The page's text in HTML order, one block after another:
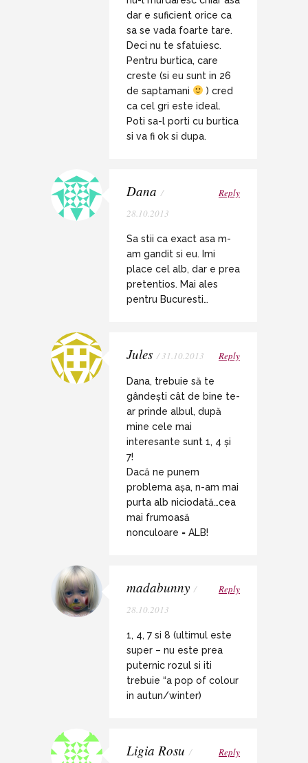
dar e suficient orice ca
sa se vada foarte tare.
Deci nu te sfatuiesc.
Pentru burtica, care
creste (si eu sunt in 26
de saptamani
) cred
ca cel gri este ideal.
Poti sa-l porti cu burtica
si va fi ok si dupa.
Dana /
28.10.2013
Reply
Sa stii ca exact asa m-
am gandit si eu. Imi
place cel alb, dar e prea
pretentios. Mai ales
pentru Bucuresti…
Jules / 31.10.2013 Reply
Dana, trebuie să te
gândești cât de bine te-
ar prinde albul, după
mine cele mai
interesante sunt 1, 4 și
7!
Dacă ne punem
problema așa, n-am mai
purta alb niciodată…cea
mai frumoasă
nonculoare = ALB!
madabunny /
28.10.2013
Reply
1, 4, 7 si 8 (ultimul este
super – nu este prea
puternic rozul si iti
trebuie “a pop of colour
in autun/winter)
Ligia Rosu / Reply